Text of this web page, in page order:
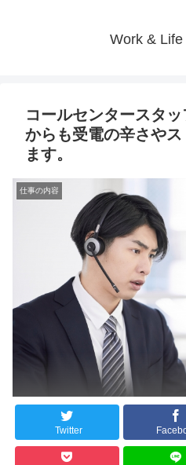
Work &
コールセンタースタ
からも受電の辛さや
ます。
仕事の内容
Twitter